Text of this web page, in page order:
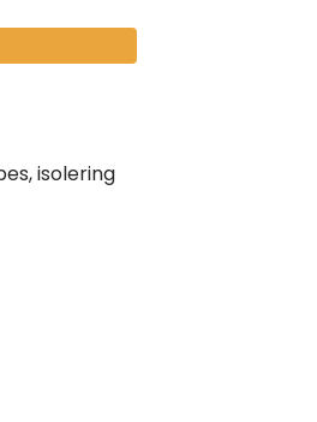
isolering